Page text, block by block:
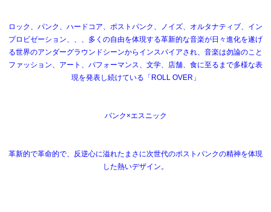
ロック、パンク、ハードコア、ポストパンク、ノイズ、オルタナティブ、イン
プロビゼーション、、、多くの自由を体現する革新的な音楽が日々進化を遂げ
る世界のアンダーグラウンドシーンからインスパイアされ、音楽は勿論のこと
ファッション、アート、パフォーマンス、文学、店舗、食に至るまで多様な表
現を発表し続けている「ROLL OVER」
パンク×エスニック
革新的で革命的で、反逆心に溢れたまさに次世代のポストパンクの精神を体現
した熱いデザイン。